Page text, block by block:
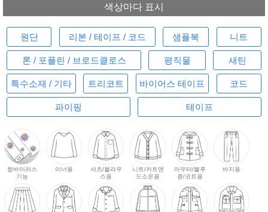
색상마다 표시
원단 리본 / 테이프 / 코드 샘플북 니트
론 / 포플린 / 브로드클로스 평직물 새틴
특수소재 / 기타 트리코트 바이어스 테이프 코드
파이핑 테이프
항바이러스
기능
이너용
셔츠/블라우
스용
니트/커트앤
드소운용
아우터/블루
종/코트용
바지용